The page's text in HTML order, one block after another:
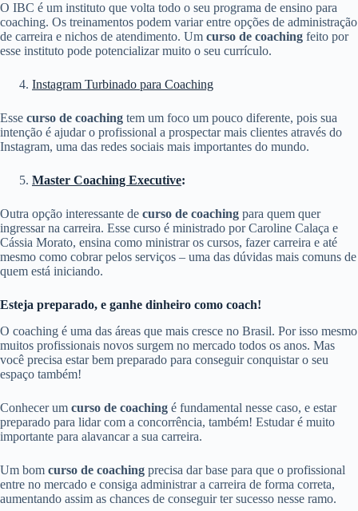
O IBC é um instituto que volta todo o seu programa de ensino para
coaching. Os treinamentos podem variar entre opções de administração
de carreira e nichos de atendimento. Um curso de coaching feito por
esse instituto pode potencializar muito o seu currículo.
Instagram Turbinado para Coaching
Esse curso de coaching tem um foco um pouco diferente, pois sua
intenção é ajudar o profissional a prospectar mais clientes através do
Instagram, uma das redes sociais mais importantes do mundo.
Master Coaching Executive:
Outra opção interessante de curso de coaching para quem quer
ingressar na carreira. Esse curso é ministrado por Caroline Calaça e
Cássia Morato, ensina como ministrar os cursos, fazer carreira e até
mesmo como cobrar pelos serviços – uma das dúvidas mais comuns de
quem está iniciando.
Esteja preparado, e ganhe dinheiro como coach!
O coaching é uma das áreas que mais cresce no Brasil. Por isso mesmo
muitos profissionais novos surgem no mercado todos os anos. Mas
você precisa estar bem preparado para conseguir conquistar o seu
espaço também!
Conhecer um curso de coaching é fundamental nesse caso, e estar
preparado para lidar com a concorrência, também! Estudar é muito
importante para alavancar a sua carreira.
Um bom curso de coaching precisa dar base para que o profissional
entre no mercado e consiga administrar a carreira de forma correta,
aumentando assim as chances de conseguir ter sucesso nesse ramo.